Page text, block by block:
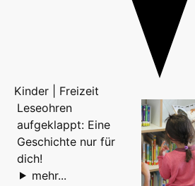
Kinder | Freizeit
Leseohren
aufgeklappt: Eine
Geschichte nur für
dich!
mehr...